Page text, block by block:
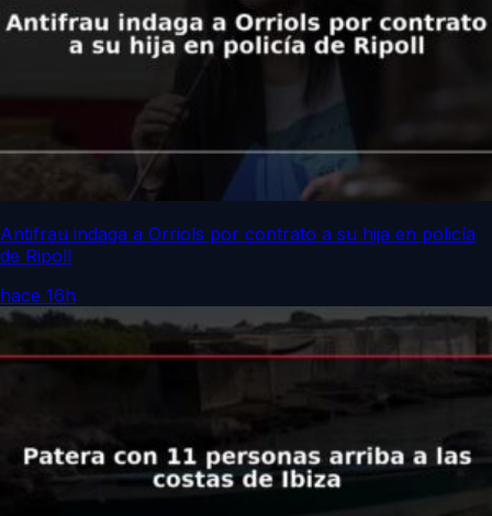
Antifrau indaga a Orriols por contrato a su hija en policía
de Ripoll
hace 16h